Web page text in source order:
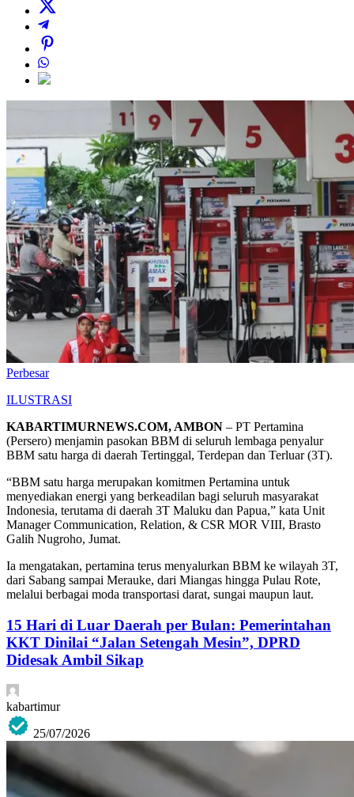
Perbesar
ILUSTRASI
KABARTIMURNEWS.COM, AMBON – PT Pertamina
(Persero) menjamin pasokan BBM di seluruh lembaga penyalur
BBM satu harga di daerah Tertinggal, Terdepan dan Terluar (3T).
“BBM satu harga merupakan komitmen Pertamina untuk
menyediakan energi yang berkeadilan bagi seluruh masyarakat
Indonesia, terutama di daerah 3T Maluku dan Papua,” kata Unit
Manager Communication, Relation, & CSR MOR VIII, Brasto
Galih Nugroho, Jumat.
Ia mengatakan, pertamina terus menyalurkan BBM ke wilayah 3T,
dari Sabang sampai Merauke, dari Miangas hingga Pulau Rote,
melalui berbagai moda transportasi darat, sungai maupun laut.
15 Hari di Luar Daerah per Bulan: Pemerintahan
KKT Dinilai “Jalan Setengah Mesin”, DPRD
Didesak Ambil Sikap
kabartimur
25/07/2026